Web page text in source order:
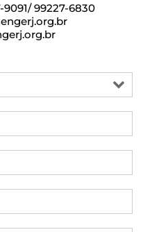
9091/ 99227-6830